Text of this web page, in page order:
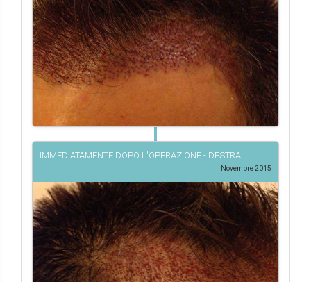
IMMEDIATAMENTE DOPO L'OPERAZIONE - DESTRA
Novembre 2015